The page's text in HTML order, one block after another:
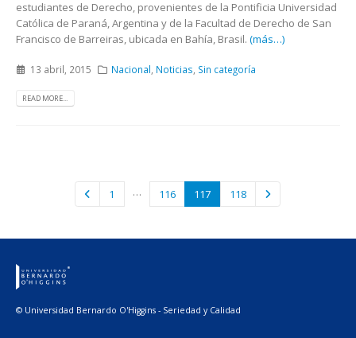
estudiantes de Derecho, provenientes de la Pontificia Universidad
Católica de Paraná, Argentina y de la Facultad de Derecho de San
Francisco de Barreiras, ubicada en Bahía, Brasil. (más…)
13 abril, 2015 Nacional Noticias Sin categoría
READ MORE...
1 … 116 117 118
© Universidad Bernardo O'Higgins - Seriedad y Calidad